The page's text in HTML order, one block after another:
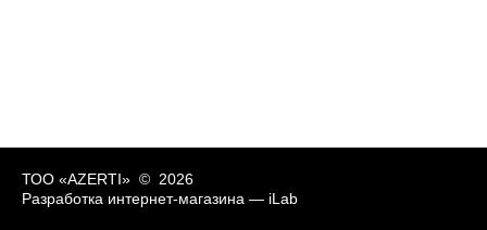
ТОО «AZERTI» © 2026
Разработка интернет-магазина — iLab